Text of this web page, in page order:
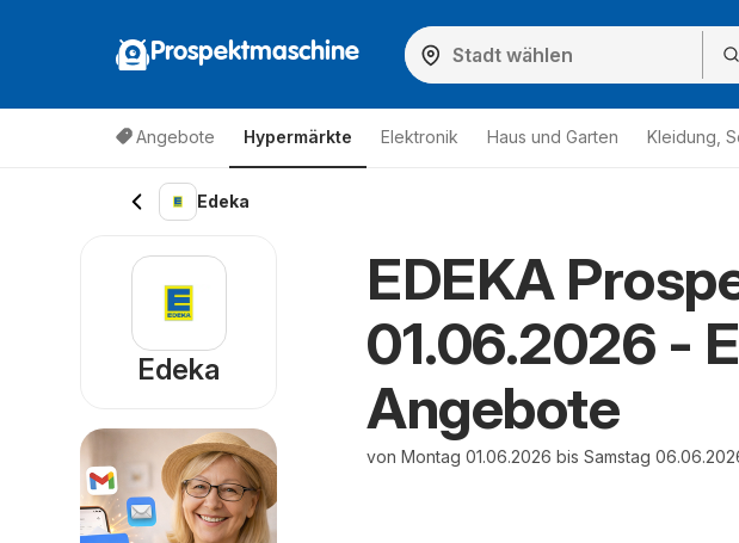
Prospektmaschine
Angebote Hypermärkte Elektronik Haus und Garten Kleidung,
Edeka
EDEKA
01.06.2026 -
Angebote
von Montag 01.06.2026 bis Samstag
Edeka